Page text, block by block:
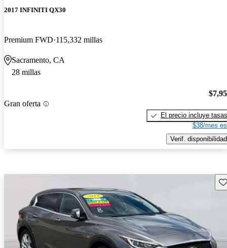
2017 INFINITI QX30
Premium FWD 115,332 millas
Sacramento, CA
28 millas
Gran oferta
El precio incluye tasas
$38/mes
Verif. disponibilidad